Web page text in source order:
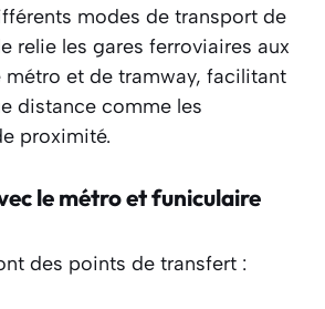
modes de transport de
relie les gares ferroviaires aux
métro et de tramway, facilitant
distance comme les
proximité.
le métro et funiculaire
des points de transfert :